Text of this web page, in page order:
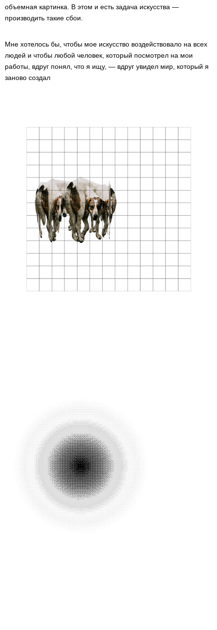
объемная картинка. В этом и есть задача искусства —
производить такие сбои.
Мне хотелось бы, чтобы мое искусство воздействовало на всех
людей и чтобы любой человек, который посмотрел на мои
работы, вдруг понял, что я ищу, — вдруг увидел мир, который я
заново создал